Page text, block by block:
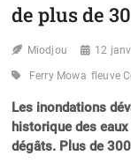
de plus de
Miodjou 12
Ferry Mowa fleuve
Les inondations
historique des eaux
dégâts. Plus de